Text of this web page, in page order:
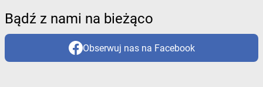
Bądź z nami na bieżąco
Obserwuj nas na Facebook